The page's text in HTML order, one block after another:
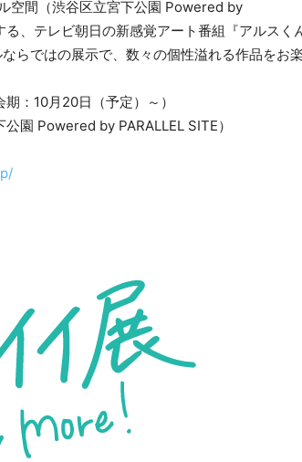
空間（渋谷区立宮下公園 Powered by
、テレビ朝日の新感覚アート番組『アルスく
らではの展示で、数々の個性溢れる作品をお楽
：10月20日（予定）～）
園 Powered by PARALLEL SITE）